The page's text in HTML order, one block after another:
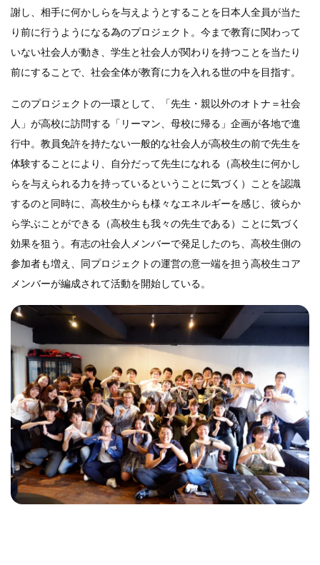
謝し、相手に何かしらを与えようとすることを日本人全員が当た
り前に行うようになる為のプロジェクト。今まで教育に関わって
いない社会人が動き、学生と社会人が関わりを持つことを当たり
前にすることで、社会全体が教育に力を入れる世の中を目指す。
このプロジェクトの一環として、「先生・親以外のオトナ＝社会
人」が高校に訪問する「リーマン、母校に帰る」企画が各地で進
行中。教員免許を持たない一般的な社会人が高校生の前で先生を
体験することにより、自分だって先生になれる（高校生に何かし
らを与えられる力を持っているということに気づく）ことを認識
するのと同時に、高校生からも様々なエネルギーを感じ、彼らか
ら学ぶことができる（高校生も我々の先生である）ことに気づく
効果を狙う。有志の社会人メンバーで発足したのち、高校生側の
参加者も増え、同プロジェクトの運営の意一端を担う高校生コア
メンバーが編成されて活動を開始している。